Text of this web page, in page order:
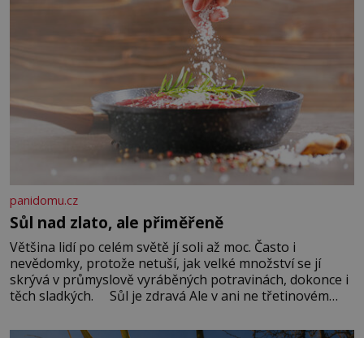
panidomu.cz
Sůl nad zlato, ale přiměřeně
Většina lidí po celém světě jí soli až moc. Často i
nevědomky, protože netuší, jak velké množství se jí
skrývá v průmyslově vyráběných potravinách, dokonce i
těch sladkých. Sůl je zdravá Ale v ani ne třetinovém
základní složky– sodík a chlór – jsou zásadní pro